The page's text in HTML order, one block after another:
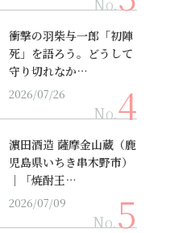
衝撃の羽柴与一郎「初陣
死」を語ろう。どうして
守り切れなか…
2026/07/26
No.
濵田酒造 薩摩金山蔵（鹿
児島県いちき串木野市）
｜「焼酎王…
2026/07/09
No.